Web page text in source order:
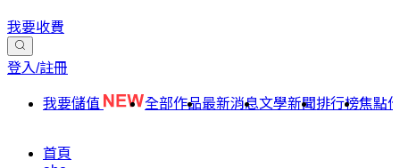
我要收費
登入/註冊
我要儲值 全部作品最新消息文學新聞排行榜焦點
首頁